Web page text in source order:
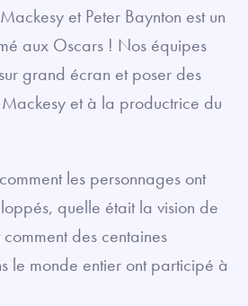
et Peter Baynton est un
aux Oscars ! Nos équipes
grand écran et poser des
et à la productrice du
les personnages ont
quelle était la vision de
des centaines
le monde entier ont participé à